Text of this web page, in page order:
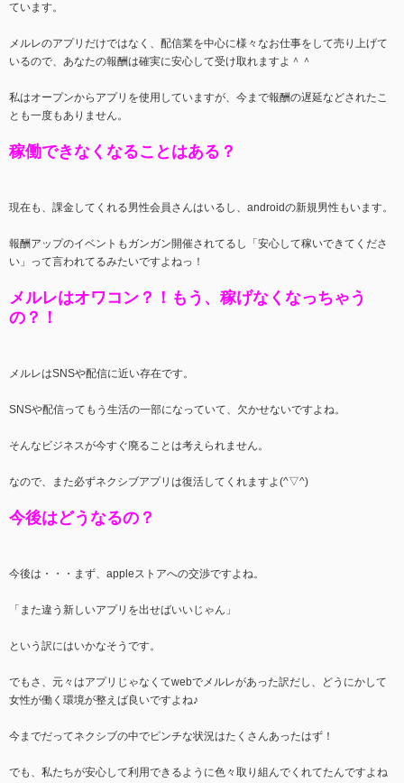
ています。
メルレのアプリだけではなく、配信業を中心に様々なお仕事をして売り上げて
いるので、あなたの報酬は確実に安心して受け取れますよ＾＾
私はオープンからアプリを使用していますが、今まで報酬の遅延などされたこ
とも一度もありません。
稼働できなくなることはある？
現在も、課金してくれる男性会員さんはいるし、androidの新規男性もいます。
報酬アップのイベントもガンガン開催されてるし「安心して稼いできてくださ
い」って言われてるみたいですよねっ！
メルレはオワコン？！もう、稼げなくなっちゃう
の？！
メルレはSNSや配信に近い存在です。
SNSや配信ってもう生活の一部になっていて、欠かせないですよね。
そんなビジネスが今すぐ廃ることは考えられません。
なので、また必ずネクシブアプリは復活してくれますよ(^▽^)
今後はどうなるの？
今後は・・・まず、appleストアへの交渉ですよね。
「また違う新しいアプリを出せばいいじゃん」
という訳にはいかなそうです。
でもさ、元々はアプリじゃなくてwebでメルレがあった訳だし、どうにかして
女性が働く環境が整えば良いですよね♪
今までだってネクシブの中でピンチな状況はたくさんあったはず！
でも、私たちが安心して利用できるように色々取り組んでくれてたんですよね